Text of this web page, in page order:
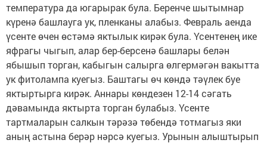
температура да югарырак була. Беренче шытымнар
күренә башлауга ук, пленканы алабыз. Февраль аенда
үсенте өчен өстәмә яктылык кирәк була. Үсентенең ике
яфрагы чыгып, алар бер-берсенә башлары белән
ябышып торган, кабыгын салырга өлгермәгән вакытта
ук фитолампа куегыз. Баштагы өч көндә тәүлек буе
яктыртырга кирәк. Аннары көндезен 12-14 сәгать
дәвамында яктырта торган булабыз. Үсенте
тартмаларын салкын тәрәзә төбендә тотмагыз яки
аның астына берәр нәрсә куегыз. Урынын алыштырып